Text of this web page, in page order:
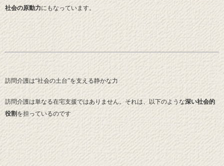
社会の原動力にもなっています。
訪問介護は“社会の土台”を支える静かな力
訪問介護は単なる在宅支援ではありません。それは、以下のような深い社会的
役割 を担っているのです